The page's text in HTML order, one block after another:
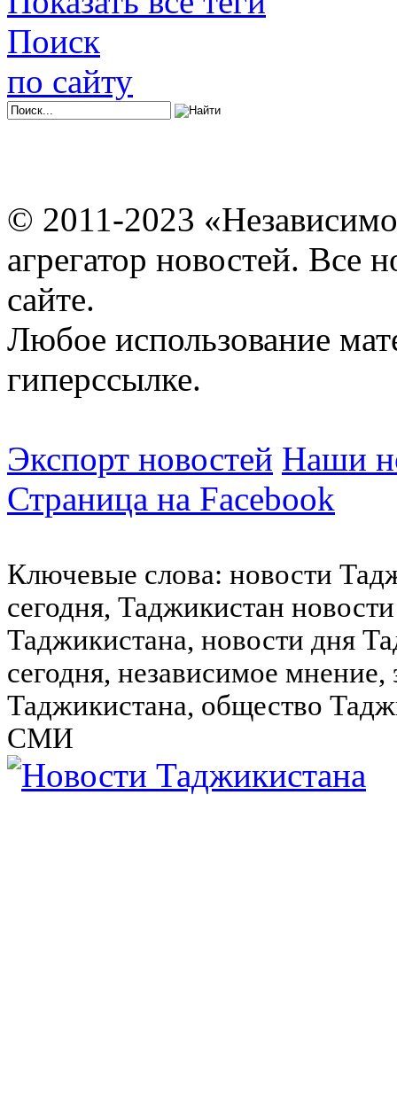
Поиск
по сайту
© 2011-2023
агрегатор новостей. Все
сайте.
Любое использование
гиперссылке.
Экспорт новостей Наши
Страница на Facebook
Ключевые слова: новости
сегодня, Таджикистан
Таджикистана, новости дня
сегодня, независимое
Таджикистана, общество
СМИ